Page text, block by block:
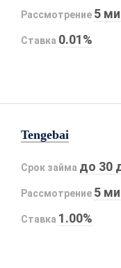
Рассмотрение 5
Ставка 0.01%
Tengebai
Срок займа до 30
Рассмотрение 5
Ставка 1.00%